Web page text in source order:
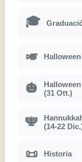
🎓
🎺
🎃
Halloween
(31 Ott.)
🕎
(14-22
📜 Historia